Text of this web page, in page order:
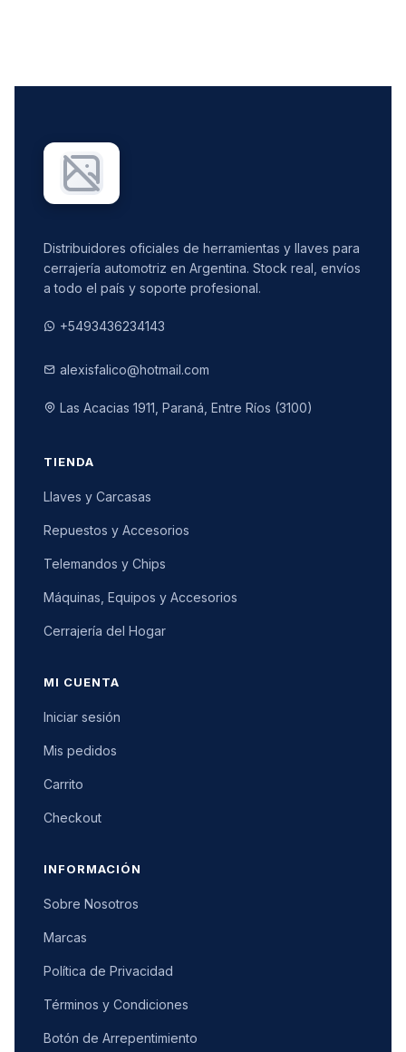
Distribuidores oficiales de herramientas y llaves para
cerrajería automotriz en Argentina. Stock real, envíos
a todo el país y soporte profesional.
+5493436234143
alexisfalico@hotmail.com
Las Acacias 1911, Paraná, Entre Ríos (3100)
TIENDA
Llaves y Carcasas
Repuestos y Accesorios
Telemandos y Chips
Máquinas, Equipos y Accesorios
Cerrajería del Hogar
MI CUENTA
Iniciar sesión
Mis pedidos
Carrito
Checkout
INFORMACIÓN
Sobre Nosotros
Marcas
Política de Privacidad
Términos y Condiciones
Botón de Arrepentimiento